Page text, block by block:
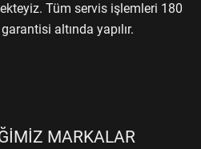
Tüm servis işlemleri 180
altında yapılır.
MARKALAR